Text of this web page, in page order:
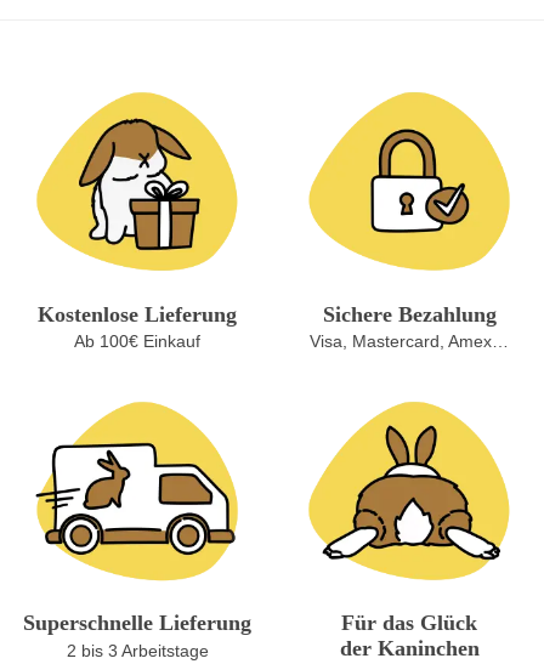
Kostenlose Lieferung
Ab 100€ Einkauf
Sichere Bezahlung
Visa, Mastercard, Amex…
Superschnelle Lieferung
2 bis 3 Arbeitstage
Für das Glück
der Kaninchen